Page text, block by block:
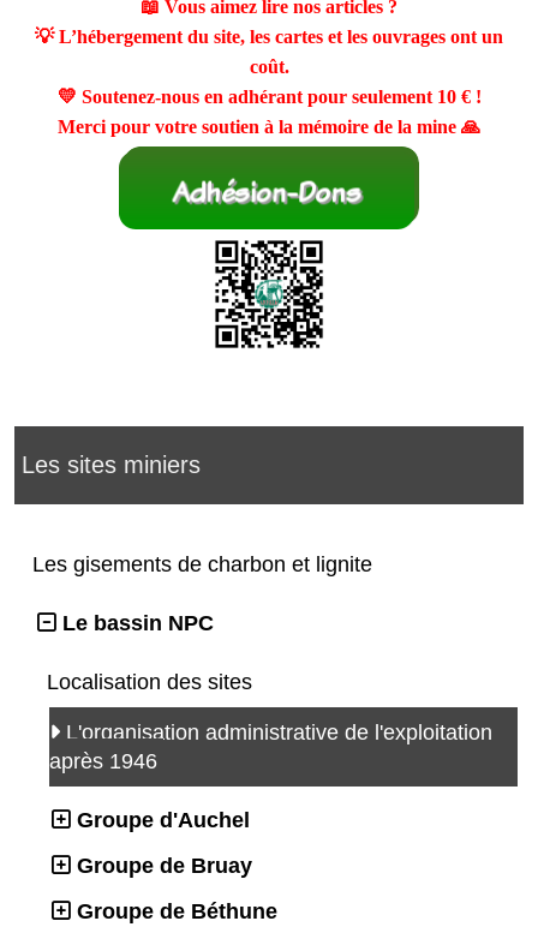
📖 Vous aimez lire nos articles ?
💡 L’hébergement du site, les cartes et les ouvrages ont un
coût.
💛 Soutenez-nous en adhérant pour seulement 10 €!
Merci pour votre soutien à la mémoire de la mine 🙏
Les sites miniers
Les gisements de charbon et lignite
Le bassin NPC
Localisation des sites
L'organisation administrative de l'exploitation
après 1946
Groupe d'Auchel
Groupe de Bruay
Groupe de Béthune